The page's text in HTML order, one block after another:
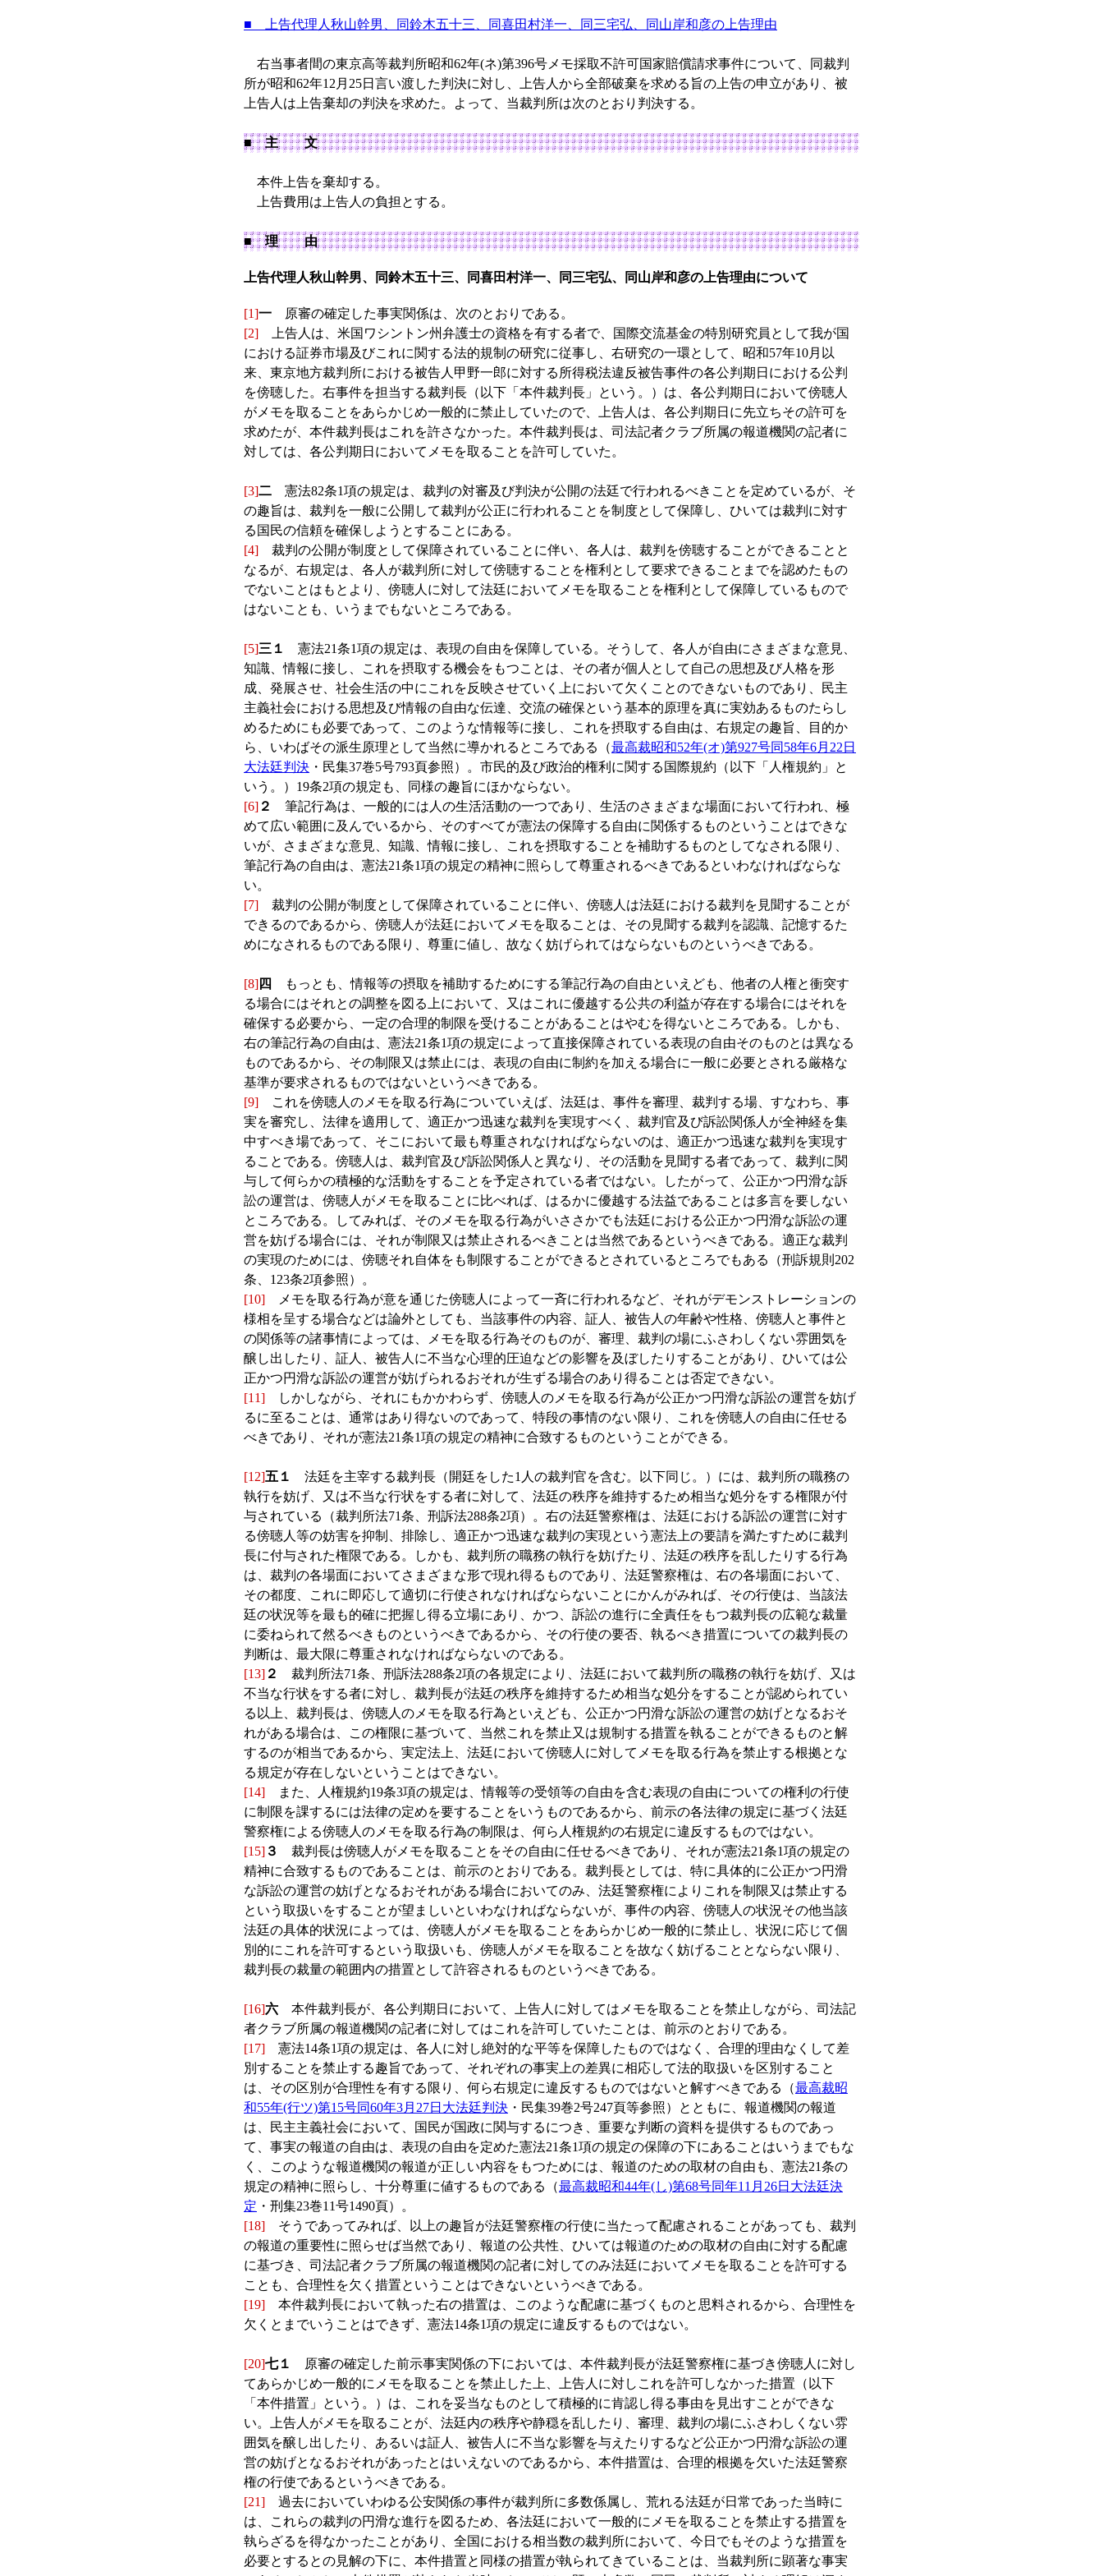
■ 上告代理人秋山幹男、同鈴木五十三、同喜田村洋一、同三宅弘、同山岸和彦の上告理由
右当事者間の東京高等裁判所昭和62年(ネ)第396号メモ採取不許可国家賠償請求事件について、同裁判
所が昭和62年12月25日言い渡した判決に対し、上告人から全部破棄を求める旨の上告の申立があり、被
上告人は上告棄却の判決を求めた。よって、当裁判所は次のとおり判決する。
■ 主 文
本件上告を棄却する。
上告費用は上告人の負担とする。
■ 理 由
上告代理人秋山幹男、同鈴木五十三、同喜田村洋一、同三宅弘、同山岸和彦の上告理由について
[1]一 原審の確定した事実関係は、次のとおりである。
[2] 上告人は、米国ワシントン州弁護士の資格を有する者で、国際交流基金の特別研究員として我が国
における証券市場及びこれに関する法的規制の研究に従事し、右研究の一環として、昭和57年10月以
来、東京地方裁判所における被告人甲野一郎に対する所得税法違反被告事件の各公判期日における公判
を傍聴した。右事件を担当する裁判長（以下「本件裁判長」という。）は、各公判期日において傍聴人
がメモを取ることをあらかじめ一般的に禁止していたので、上告人は、各公判期日に先立ちその許可を
求めたが、本件裁判長はこれを許さなかった。本件裁判長は、司法記者クラブ所属の報道機関の記者に
対しては、各公判期日においてメモを取ることを許可していた。
[3]二 憲法82条1項の規定は、裁判の対審及び判決が公開の法廷で行われるべきことを定めているが、そ
の趣旨は、裁判を一般に公開して裁判が公正に行われることを制度として保障し、ひいては裁判に対す
る国民の信頼を確保しようとすることにある。
[4] 裁判の公開が制度として保障されていることに伴い、各人は、裁判を傍聴することができることと
なるが、右規定は、各人が裁判所に対して傍聴することを権利として要求できることまでを認めたもの
でないことはもとより、傍聴人に対して法廷においてメモを取ることを権利として保障しているもので
はないことも、いうまでもないところである。
[5]三１
憲法21条1項の規定は、表現の自由を保障している。そうして、各人が自由にさまざまな意見、
知識、情報に接し、これを摂取する機会をもつことは、その者が個人として自己の思想及び人格を形
成、発展させ、社会生活の中にこれを反映させていく上において欠くことのできないものであり、民主
主義社会における思想及び情報の自由な伝達、交流の確保という基本的原理を真に実効あるものたらし
めるためにも必要であって、このような情報等に接し、これを摂取する自由は、右規定の趣旨、目的か
ら、いわばその派生原理として当然に導かれるところである（最高裁昭和52年(オ)第927号同58年6月22日
大法廷判決 ・民集37巻5号793頁参照）。市民的及び政治的権利に関する国際規約（以下「人権規約」と
いう。）19条2項の規定も、同様の趣旨にほかならない。
[6] ２
筆記行為は、一般的には人の生活活動の一つであり、生活のさまざまな場面において行われ、極
めて広い範囲に及んでいるから、そのすべてが憲法の保障する自由に関係するものということはできな
いが、さまざまな意見、知識、情報に接し、これを摂取することを補助するものとしてなされる限り、
筆記行為の自由は、憲法21条1項の規定の精神に照らして尊重されるべきであるといわなければならな
い。
[7] 裁判の公開が制度として保障されていることに伴い、傍聴人は法廷における裁判を見聞することが
できるのであるから、傍聴人が法廷においてメモを取ることは、その見聞する裁判を認識、記憶するた
めになされるものである限り、尊重に値し、故なく妨げられてはならないものというべきである。
[8]四
もっとも、情報等の摂取を補助するためにする筆記行為の自由といえども、他者の人権と衝突す
る場合にはそれとの調整を図る上において、又はこれに優越する公共の利益が存在する場合にはそれを
確保する必要から、一定の合理的制限を受けることがあることはやむを得ないところである。しかも、
右の筆記行為の自由は、憲法21条1項の規定によって直接保障されている表現の自由そのものとは異なる
ものであるから、その制限又は禁止には、表現の自由に制約を加える場合に一般に必要とされる厳格な
基準が要求されるものではないというべきである。
[9] これを傍聴人のメモを取る行為についていえば、法廷は、事件を審理、裁判する場、すなわち、事
実を審究し、法律を適用して、適正かつ迅速な裁判を実現すべく、裁判官及び訴訟関係人が全神経を集
中すべき場であって、そこにおいて最も尊重されなければならないのは、適正かつ迅速な裁判を実現す
ることである。傍聴人は、裁判官及び訴訟関係人と異なり、その活動を見聞する者であって、裁判に関
与して何らかの積極的な活動をすることを予定されている者ではない。したがって、公正かつ円滑な訴
訟の運営は、傍聴人がメモを取ることに比べれば、はるかに優越する法益であることは多言を要しない
ところである。してみれば、そのメモを取る行為がいささかでも法廷における公正かつ円滑な訴訟の運
営を妨げる場合には、それが制限又は禁止されるべきことは当然であるというべきである。適正な裁判
の実現のためには、傍聴それ自体をも制限することができるとされているところでもある（刑訴規則202
条、123条2項参照）。
[10] メモを取る行為が意を通じた傍聴人によって一斉に行われるなど、それがデモンストレーションの
様相を呈する場合などは論外としても、当該事件の内容、証人、被告人の年齢や性格、傍聴人と事件と
の関係等の諸事情によっては、メモを取る行為そのものが、審理、裁判の場にふさわしくない雰囲気を
醸し出したり、証人、被告人に不当な心理的圧迫などの影響を及ぼしたりすることがあり、ひいては公
正かつ円滑な訴訟の運営が妨げられるおそれが生ずる場合のあり得ることは否定できない。
[11] しかしながら、それにもかかわらず、傍聴人のメモを取る行為が公正かつ円滑な訴訟の運営を妨げ
るに至ることは、通常はあり得ないのであって、特段の事情のない限り、これを傍聴人の自由に任せる
べきであり、それが憲法21条1項の規定の精神に合致するものということができる。
[12]五１
法廷を主宰する裁判長（開廷をした1人の裁判官を含む。以下同じ。）には、裁判所の職務の
執行を妨げ、又は不当な行状をする者に対して、法廷の秩序を維持するため相当な処分をする権限が付
与されている（裁判所法71条、刑訴法288条2項）。右の法廷警察権は、法廷における訴訟の運営に対す
る傍聴人等の妨害を抑制、排除し、適正かつ迅速な裁判の実現という憲法上の要請を満たすために裁判
長に付与された権限である。しかも、裁判所の職務の執行を妨げたり、法廷の秩序を乱したりする行為
は、裁判の各場面においてさまざまな形で現れ得るものであり、法廷警察権は、右の各場面において、
その都度、これに即応して適切に行使されなければならないことにかんがみれば、その行使は、当該法
廷の状況等を最も的確に把握し得る立場にあり、かつ、訴訟の進行に全責任をもつ裁判長の広範な裁量
に委ねられて然るべきものというべきであるから、その行使の要否、執るべき措置についての裁判長の
判断は、最大限に尊重されなければならないのである。
[13] ２
裁判所法71条、刑訴法288条2項の各規定により、法廷において裁判所の職務の執行を妨げ、又は
不当な行状をする者に対し、裁判長が法廷の秩序を維持するため相当な処分をすることが認められてい
る以上、裁判長は、傍聴人のメモを取る行為といえども、公正かつ円滑な訴訟の運営の妨げとなるおそ
れがある場合は、この権限に基づいて、当然これを禁止又は規制する措置を執ることができるものと解
するのが相当であるから、実定法上、法廷において傍聴人に対してメモを取る行為を禁止する根拠とな
る規定が存在しないということはできない。
[14] また、人権規約19条3項の規定は、情報等の受領等の自由を含む表現の自由についての権利の行使
に制限を課するには法律の定めを要することをいうものであるから、前示の各法律の規定に基づく法廷
警察権による傍聴人のメモを取る行為の制限は、何ら人権規約の右規定に違反するものではない。
[15] ３
裁判長は傍聴人がメモを取ることをその自由に任せるべきであり、それが憲法21条1項の規定の
精神に合致するものであることは、前示のとおりである。裁判長としては、特に具体的に公正かつ円滑
な訴訟の運営の妨げとなるおそれがある場合においてのみ、法廷警察権によりこれを制限又は禁止する
という取扱いをすることが望ましいといわなければならないが、事件の内容、傍聴人の状況その他当該
法廷の具体的状況によっては、傍聴人がメモを取ることをあらかじめ一般的に禁止し、状況に応じて個
別的にこれを許可するという取扱いも、傍聴人がメモを取ることを故なく妨げることとならない限り、
裁判長の裁量の範囲内の措置として許容されるものというべきである。
[16]六 本件裁判長が、各公判期日において、上告人に対してはメモを取ることを禁止しながら、司法記
者クラブ所属の報道機関の記者に対してはこれを許可していたことは、前示のとおりである。
[17] 憲法14条1項の規定は、各人に対し絶対的な平等を保障したものではなく、合理的理由なくして差
別することを禁止する趣旨であって、それぞれの事実上の差異に相応して法的取扱いを区別すること
は、その区別が合理性を有する限り、何ら右規定に違反するものではないと解すべきである（最高裁昭
和55年(行ツ)第15号同60年3月27日大法廷判決 ・民集39巻2号247頁等参照）とともに、報道機関の報道
は、民主主義社会において、国民が国政に関与するにつき、重要な判断の資料を提供するものであっ
て、事実の報道の自由は、表現の自由を定めた憲法21条1項の規定の保障の下にあることはいうまでもな
く、このような報道機関の報道が正しい内容をもつためには、報道のための取材の自由も、憲法21条の
規定の精神に照らし、十分尊重に値するものである（最高裁昭和44年(し)第68号同年11月26日大法廷決
定 ・刑集23巻11号1490頁）。
[18] そうであってみれば、以上の趣旨が法廷警察権の行使に当たって配慮されることがあっても、裁判
の報道の重要性に照らせば当然であり、報道の公共性、ひいては報道のための取材の自由に対する配慮
に基づき、司法記者クラブ所属の報道機関の記者に対してのみ法廷においてメモを取ることを許可する
ことも、合理性を欠く措置ということはできないというべきである。
[19] 本件裁判長において執った右の措置は、このような配慮に基づくものと思料されるから、合理性を
欠くとまでいうことはできず、憲法14条1項の規定に違反するものではない。
[20]七１
原審の確定した前示事実関係の下においては、本件裁判長が法廷警察権に基づき傍聴人に対し
てあらかじめ一般的にメモを取ることを禁止した上、上告人に対しこれを許可しなかった措置（以下
「本件措置」という。）は、これを妥当なものとして積極的に肯認し得る事由を見出すことができな
い。上告人がメモを取ることが、法廷内の秩序や静穏を乱したり、審理、裁判の場にふさわしくない雰
囲気を醸し出したり、あるいは証人、被告人に不当な影響を与えたりするなど公正かつ円滑な訴訟の運
営の妨げとなるおそれがあったとはいえないのであるから、本件措置は、合理的根拠を欠いた法廷警察
権の行使であるというべきである。
[21] 過去においていわゆる公安関係の事件が裁判所に多数係属し、荒れる法廷が日常であった当時に
は、これらの裁判の円滑な進行を図るため、各法廷において一般的にメモを取ることを禁止する措置を
執らざるを得なかったことがあり、全国における相当数の裁判所において、今日でもそのような措置を
必要とするとの見解の下に、本件措置と同様の措置が執られてきていることは、当裁判所に顕著な事実